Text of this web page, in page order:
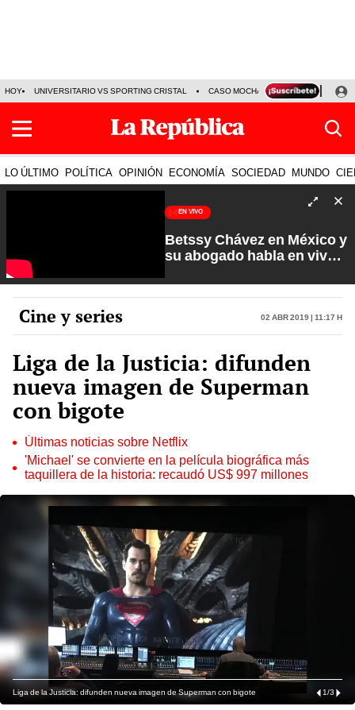
HOY UNIVERSITARIO VS SPORTING CRISTAL CASO MOCHASUELDOS
LO ÚLTIMO POLÍTICA OPINIÓN ECONOMÍA SOCIEDAD MUNDO
EN VIVO
Betssy Chávez en México y
su abogado habla en vivo |
Carlos Cornejo
Cine y series 02 Abr 2019 | 11:17 h
Liga de la Justicia: difunden
nueva imagen de Superman
con bigote
Últimas noticias sobre Netflix
'Michael' se convierte en la película biográfica más
taquillera de la historia: recaudó US$ 997 millones
Liga de la Justicia: difunden nueva imagen de Superman con bigote 1/3